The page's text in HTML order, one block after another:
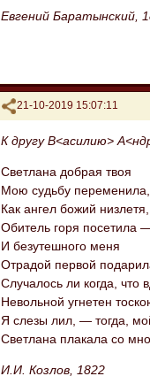
Евгений Баратынский,
Поделиться
21-10-2019 15:07:11
К другу В<асилию>
Светлана добрая твоя
Мою судьбу переменила,
Как ангел божий низлетя,
Обитель горя посетила
И безутешного меня
Отрадой первой
Случалось ли когда, что
Невольной угнетен
Я слезы лил, — тогда,
Светлана плакала со
И.И. Козлов, 1822